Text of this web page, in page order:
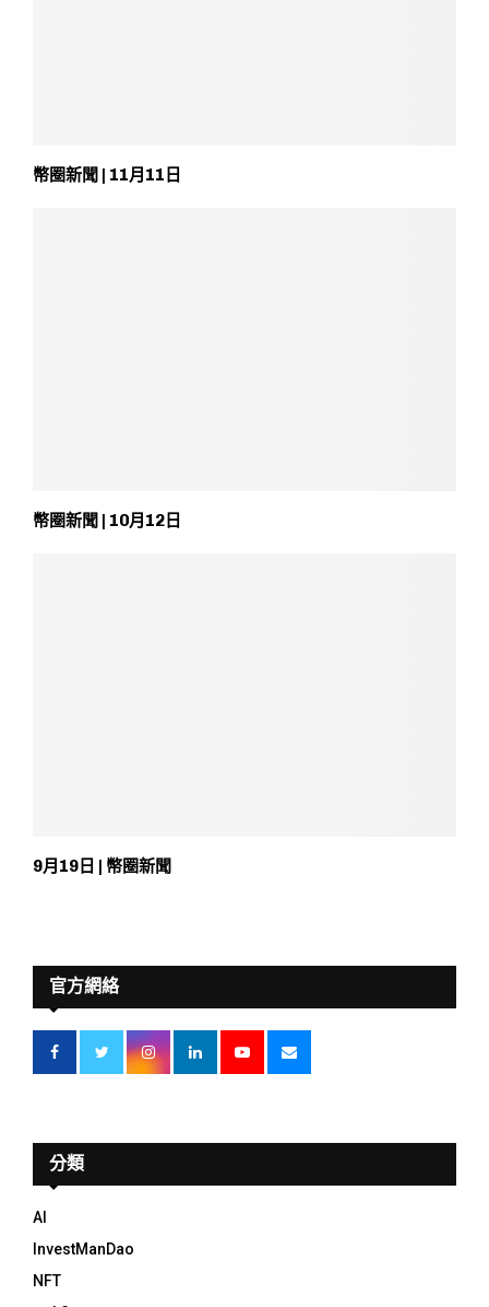
幣圈新聞 | 11月11日
幣圈新聞 | 10月12日
9月19日 | 幣圈新聞
官方網絡
分類
AI
InvestManDao
NFT